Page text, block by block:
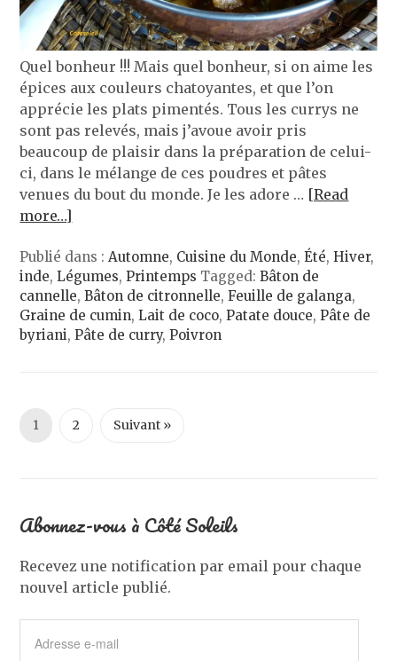
Quel bonheur !!! Mais quel bonheur, si on aime les
épices aux couleurs chatoyantes, et que l’on
apprécie les plats pimentés. Tous les currys ne
sont pas relevés, mais j’avoue avoir pris
beaucoup de plaisir dans la préparation de celui-
ci, dans le mélange de ces poudres et pâtes
venues du bout du monde. Je les adore … [Read
more…]
Publié dans :Automne, Cuisine du Monde,Été,Hiver,
inde,Légumes,Printemps Tagged:Bâton de
cannelle,Bâton de citronnelle,Feuille de galanga,
Graine de cumin,Lait de coco,Patate douce,Pâte de
byriani,Pâte de curry,Poivron
1 2 Suivant »
Abonnez-vous à Côté Soleils
Recevez une notification par email pour chaque
nouvel article publié.